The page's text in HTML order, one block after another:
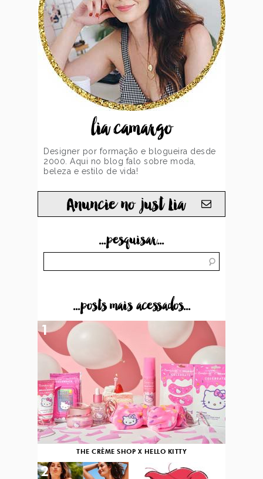
lia camargo
Designer por formação e blogueira desde
2000. Aqui no blog falo sobre moda,
beleza e estilo de vida!
Anuncie no just Lia
...pesquisar...
...posts mais acessados...
THE CRÈME SHOP X HELLO KITTY
1
2 3